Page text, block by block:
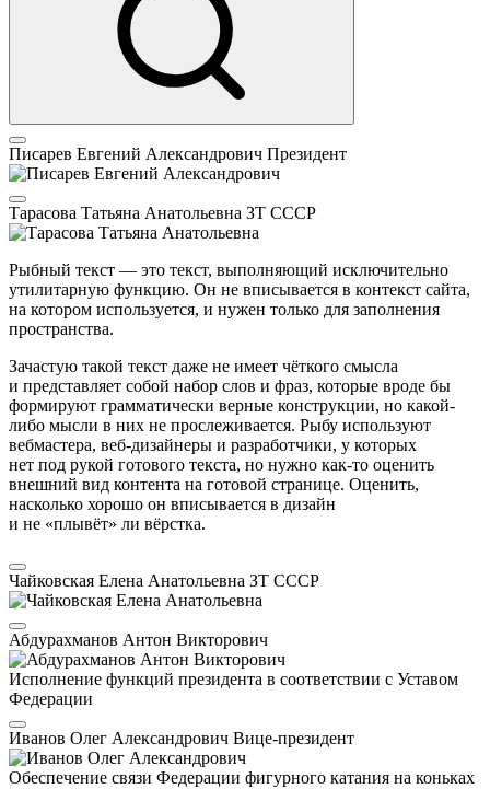
Писарев Евгений Александрович Президент
Тарасова Татьяна Анатольевна ЗТ СССР
Рыбный текст — это текст, выполняющий исключительно
утилитарную функцию. Он не вписывается в контекст сайта,
на котором используется, и нужен только для заполнения
пространства.
Зачастую такой текст даже не имеет чёткого смысла
и представляет собой набор слов и фраз, которые вроде бы
формируют грамматически верные конструкции, но какой-
либо мысли в них не прослеживается. Рыбу используют
вебмастера, веб-дизайнеры и разработчики, у которых
нет под рукой готового текста, но нужно как-то оценить
внешний вид контента на готовой странице. Оценить,
насколько хорошо он вписывается в дизайн
и не «плывёт» ли вёрстка.
Чайковская Елена Анатольевна ЗТ СССР
Абдурахманов Антон Викторович
Исполнение функций президента в соответствии с Уставом
Федерации
Иванов Олег Александрович Вице-президент
Обеспечение связи Федерации фигурного катания на коньках